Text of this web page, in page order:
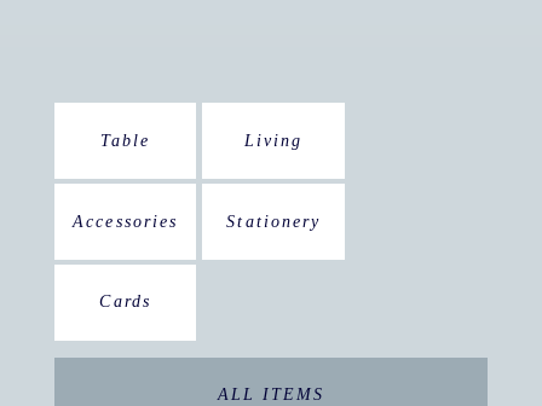
Table Living
Accessories Stationery
Cards
ALL ITEMS